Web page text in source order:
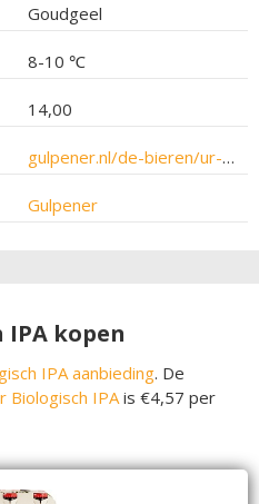
Goudgeel
8-10 ℃
14,00
gulpener.nl/de-bieren/ur-hop/
Gulpener
kopen
IPA aanbieding. De
Biologisch IPAis €4,57 per